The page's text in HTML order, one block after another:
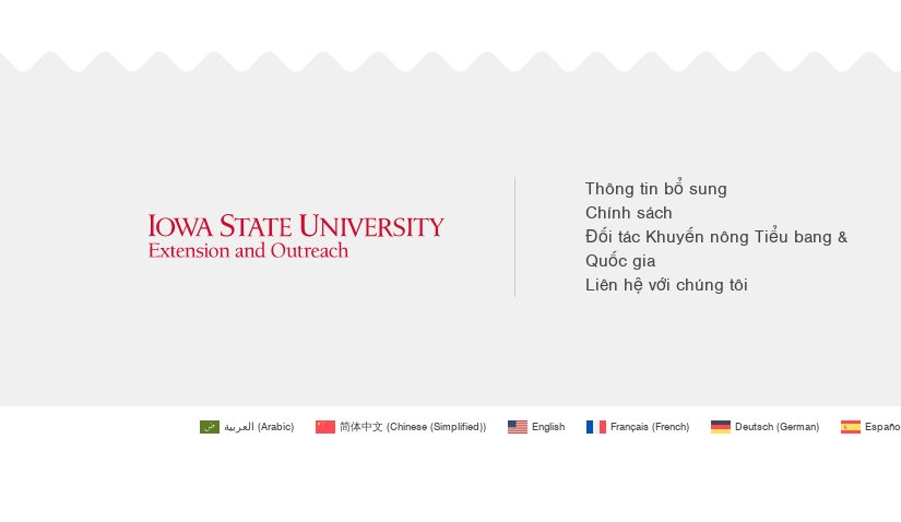
Thông tin bổ sung
Chính sách
Đối tác Khuyến nông Tiểu bang &
Quốc gia
Liên hệ với chúng tôi
العربية (Arabic) 简体中文(Chinese (Simplified)) English Français(French) Deutsch(German)